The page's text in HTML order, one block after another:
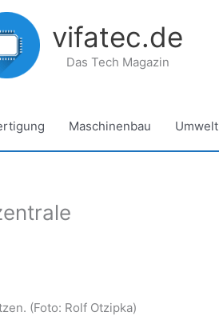
vifatec.de
Das Tech Magazin
Maschinenbau Umwelt
(Foto: Rolf Otzipka)